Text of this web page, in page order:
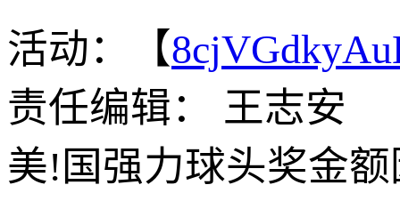
活动：【
责任编辑： 王志安
美!国强力球头奖金